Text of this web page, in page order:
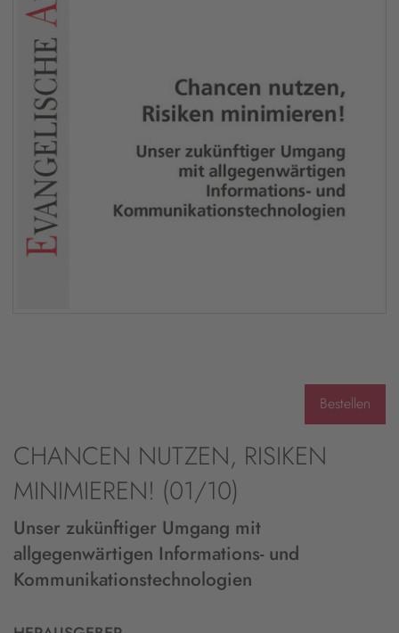
Bestellen
CHANCEN NUTZEN, RISIKEN
MINIMIEREN! (01/10)
Unser zukünftiger Umgang mit
allgegenwärtigen Informations- und
Kommunikationstechnologien